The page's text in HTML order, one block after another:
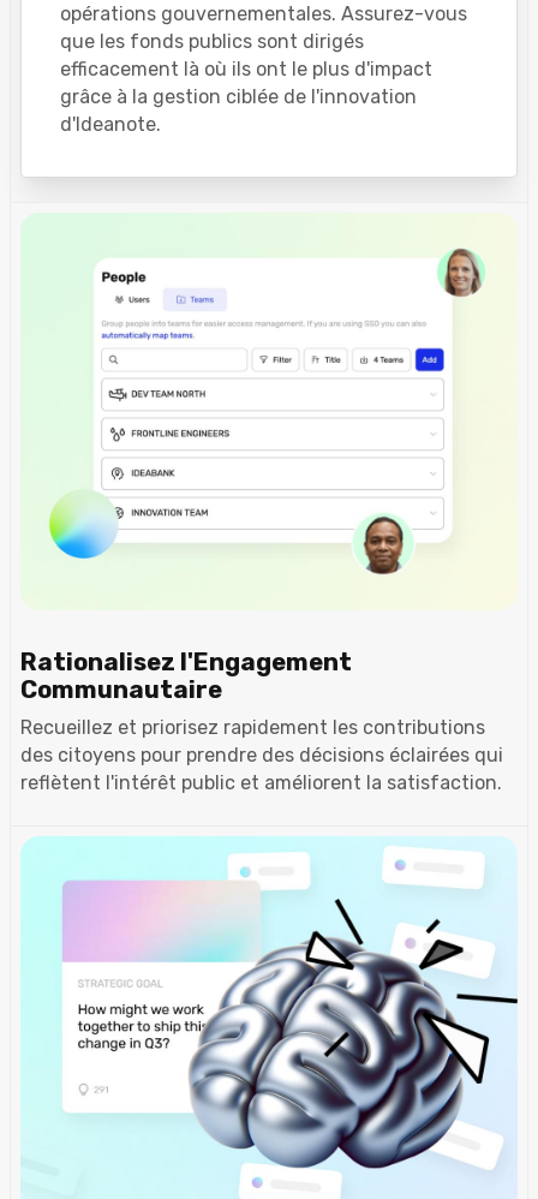
opérations gouvernementales. Assurez-vous
que les fonds publics sont dirigés
efficacement là où ils ont le plus d'impact
grâce à la gestion ciblée de l'innovation
d'Ideanote.
Rationalisez l'Engagement
Communautaire
Recueillez et priorisez rapidement les contributions
des citoyens pour prendre des décisions éclairées qui
reflètent l'intérêt public et améliorent la satisfaction.